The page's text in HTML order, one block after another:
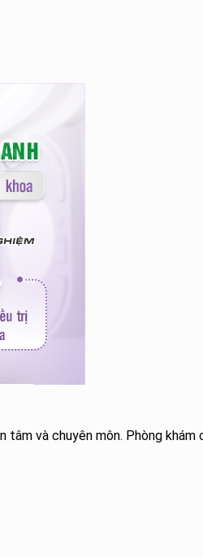
tâm và chuyên môn. Phòng khám